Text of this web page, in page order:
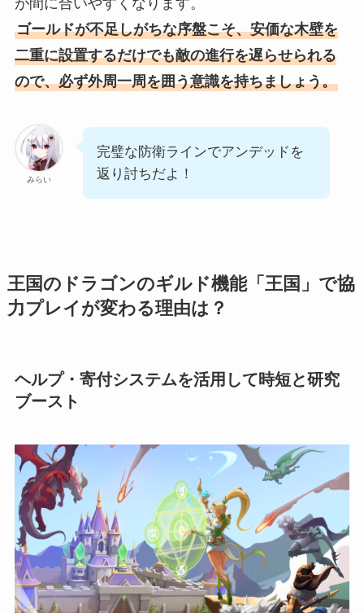
が間に合いやすくなります。
ゴールドが不足しがちな序盤こそ、安価な木壁を
二重に設置するだけでも敵の進行を遅らせられる
ので、必ず外周一周を囲う意識を持ちましょう。
みらい
完璧な防衛ラインでアンデッドを
返り討ちだよ！
王国のドラゴンのギルド機能「王国」で協
力プレイが変わる理由は？
ヘルプ・寄付システムを活用して時短と研究
ブースト